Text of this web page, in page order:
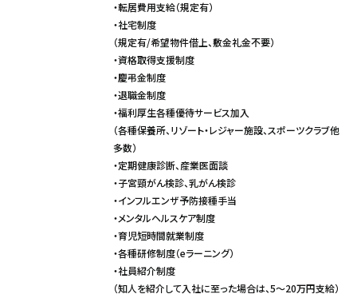
・転居費用支給（規定有）
・社宅制度
（規定有/希望物件借上、敷金礼金不要）
・資格取得支援制度
・慶弔金制度
・退職金制度
・福利厚生各種優待サービス加入
（各種保養所、リゾート・レジャー施設、スポーツクラブ他
多数）
・定期健康診断、産業医面談
・子宮頸がん検診、乳がん検診
・インフルエンザ予防接種手当
・メンタルヘルスケア制度
・育児短時間就業制度
・各種研修制度（eラーニング）
・社員紹介制度
（知人を紹介して入社に至った場合は、5～20万円支給）